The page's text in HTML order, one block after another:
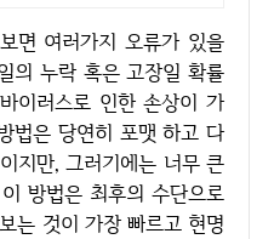
의 누락 혹은 고장일 확률
이러스로 인한 손상이 가
법은 당연히 포맷 하고 다
지만, 그러기에는 너무 큰
방법은 최후의 수단으로
는 것이 가장 빠르고 현명